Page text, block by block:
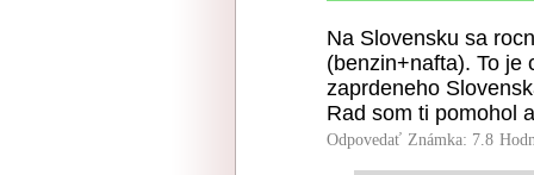
Na Slovensku sa
(benzin+nafta). To je
zaprdeneho
Rad som ti pomohol
Odpovedať Známka: 7.8